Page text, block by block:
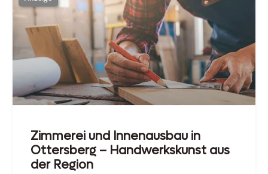
Zimmerei und Innenausbau in
Ottersberg – Handwerkskunst aus
der Region